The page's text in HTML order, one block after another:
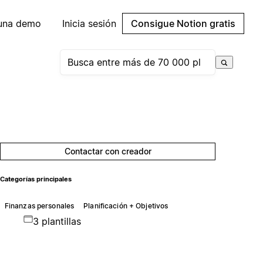
demo Inicia sesión Consigue Notion gratis
Contactar con creador
Categorías principales
Finanzas personales Planificación + Objetivos
3 plantillas